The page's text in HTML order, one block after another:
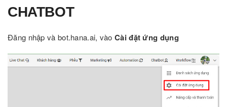
CHATBOT
Đăng nhập và bot.hana.ai, vào Cài đặt ứng dụng